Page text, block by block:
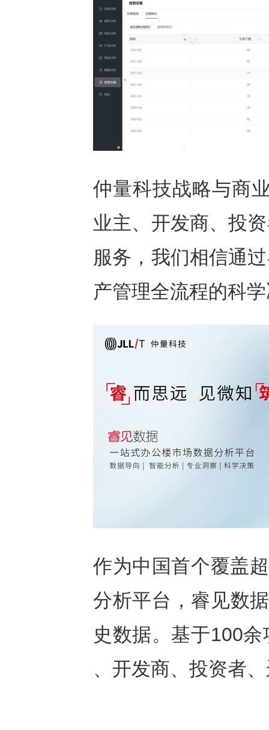
仲量科技战略与商
业主、开发商、投
服务，我们相信通
产管理全流程的科学
作为中国首个覆盖
分析平台，睿见数
史数据。基于100
、开发商、投资者